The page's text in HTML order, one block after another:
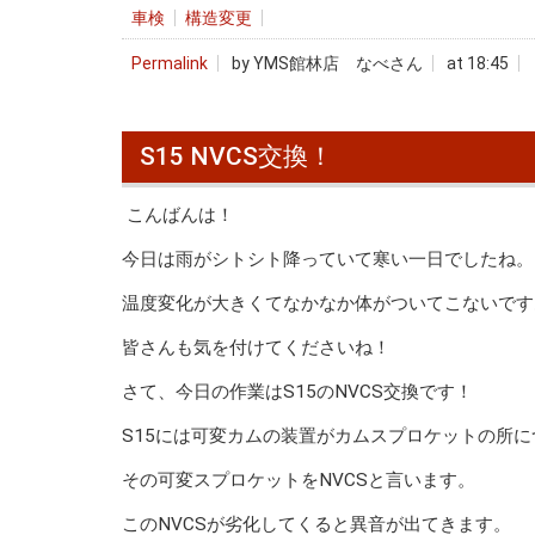
車検 構造変更
Permalink by YMS館林店 なべさん at 18:45
S15 NVCS交換！
こんばんは！
今日は雨がシトシト降っていて寒い一日でしたね。
温度変化が大きくてなかなか体がついてこないです
皆さんも気を付けてくださいね！
さて、今日の作業はS15のNVCS交換です！
S15には可変カムの装置がカムスプロケットの所に
その可変スプロケットをNVCSと言います。
このNVCSが劣化してくると異音が出てきます。